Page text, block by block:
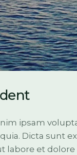
ipsam
Dicta sunt
et